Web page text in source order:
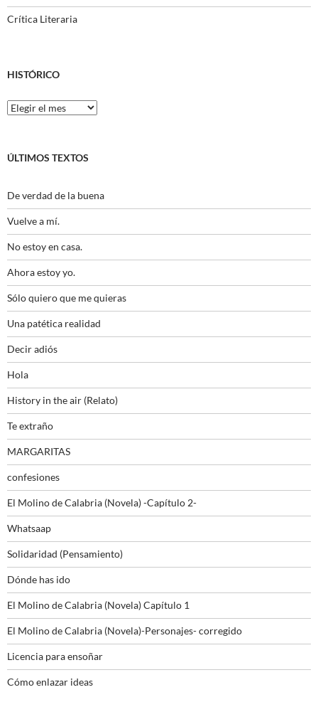
Crítica Literaria
HISTÓRICO
Histórico
ÚLTIMOS TEXTOS
De verdad de la buena
Vuelve a mí.
No estoy en casa.
Ahora estoy yo.
Sólo quiero que me quieras
Una patética realidad
Decir adiós
Hola
History in the air (Relato)
Te extraño
MARGARITAS
confesiones
El Molino de Calabria (Novela) -Capítulo 2-
Whatsaap
Solidaridad (Pensamiento)
Dónde has ido
El Molino de Calabria (Novela) Capítulo 1
El Molino de Calabria (Novela)-Personajes- corregido
Licencia para ensoñar
Cómo enlazar ideas